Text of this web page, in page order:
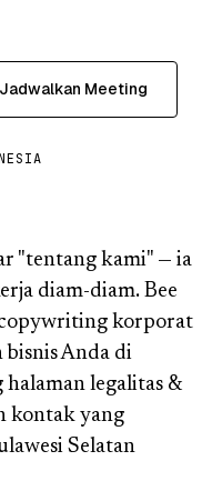
Jadwalkan Meeting
"tentang kami" — ia
diam-diam. Bee
korporat
Anda di
legalitas &
kontak yang
Selatan